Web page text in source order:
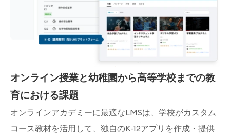
オンライン授業と幼稚園から高等学校までの教
育における課題
オンラインアカデミーに最適なLMSは、学校がカスタム
コース教材を活用して、独自のK-12アプリを作成・提供